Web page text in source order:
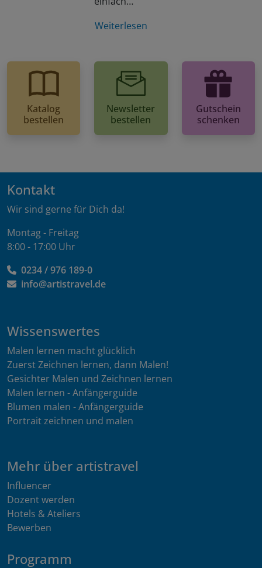
Weiterlesen
Katalog
bestellen
Newsletter
bestellen
Gutschein
schenken
Kontakt
Wir sind gerne für Dich da!
Montag - Freitag
8:00 - 17:00 Uhr
0234 / 976 189-0
info@artistravel.de
Wissenswertes
Malen lernen macht glücklich
Zuerst Zeichnen lernen, dann Malen!
Gesichter Malen und Zeichnen lernen
Malen lernen - Anfängerguide
Blumen malen - Anfängerguide
Portrait zeichnen und malen
Mehr über artistravel
Influencer
Dozent werden
Hotels & Ateliers
Bewerben
Programm